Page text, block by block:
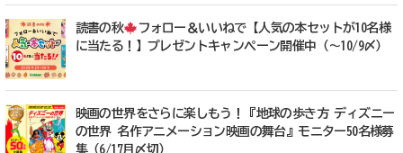
読書の秋
フォロー＆いいねで【人気の本セットが10名様
に当たる！】プレゼントキャンペーン開催中（～10/9〆）
映画の世界をさらに楽しもう！『地球の歩き方 ディズニー
の世界 名作アニメーション映画の舞台』モニター50名様募
集（6/17月〆切）